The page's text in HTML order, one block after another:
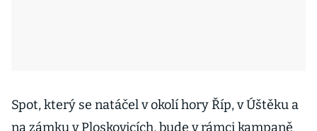
Spot, který se natáčel v okolí hory Říp, v Úštěku a
na zámku v Ploskovicích, bude v rámci kampaně